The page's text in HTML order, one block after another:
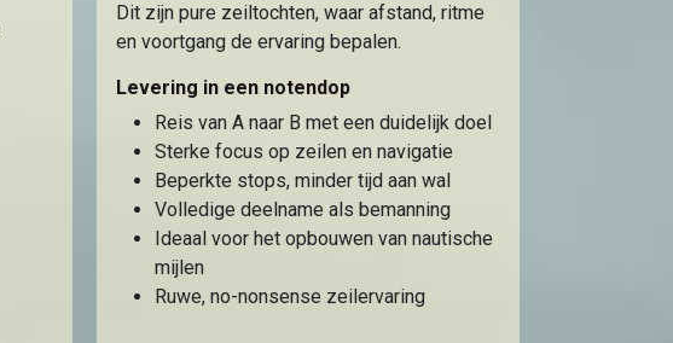
Dit zijn pure zeiltochten, waar afstand, ritme
en voortgang de ervaring bepalen.
Levering in een notendop
Reis van A naar B met een duidelijk doel
Sterke focus op zeilen en navigatie
Beperkte stops, minder tijd aan wal
Volledige deelname als bemanning
Ideaal voor het opbouwen van nautische
mijlen
Ruwe, no-nonsense zeilervaring